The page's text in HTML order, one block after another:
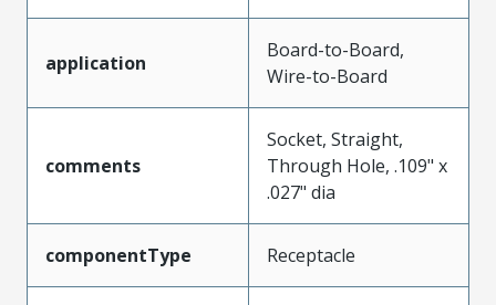
application
Board-to-Board,
Wire-to-Board
comments
Socket, Straight,
Through Hole, .109" x
.027" dia
componentType Receptacle